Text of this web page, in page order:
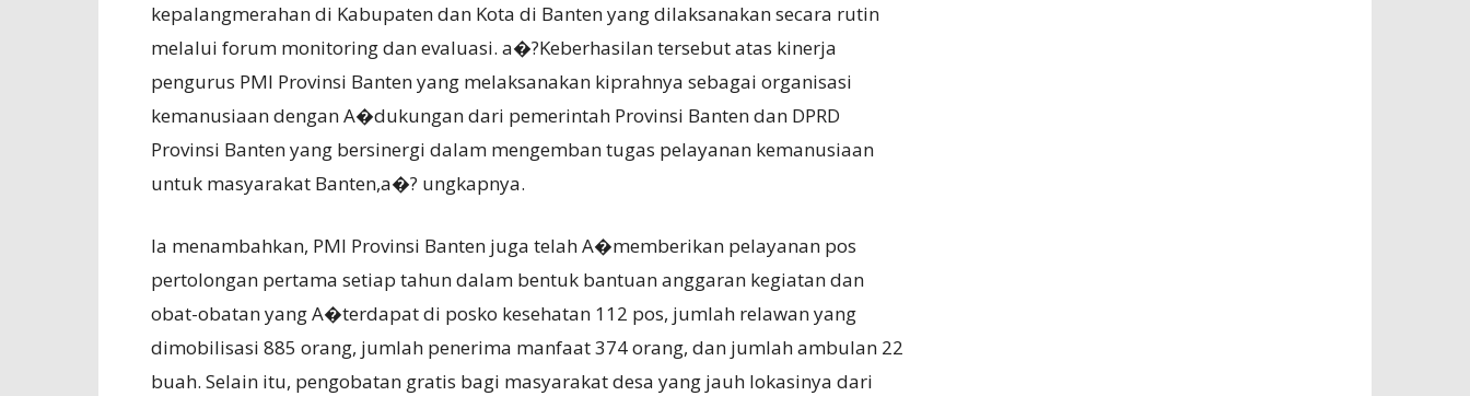
kepalangmerahan di Kabupaten dan Kota di Banten yang dilaksanakan secara rutin
melalui forum monitoring dan evaluasi. a�?Keberhasilan tersebut atas kinerja
pengurus PMI Provinsi Banten yang melaksanakan kiprahnya sebagai organisasi
kemanusiaan dengan A�dukungan dari pemerintah Provinsi Banten dan DPRD
Provinsi Banten yang bersinergi dalam mengemban tugas pelayanan kemanusiaan
untuk masyarakat Banten,a�? ungkapnya.
Ia menambahkan, PMI Provinsi Banten juga telah A�memberikan pelayanan pos
pertolongan pertama setiap tahun dalam bentuk bantuan anggaran kegiatan dan
obat-obatan yang A�terdapat di posko kesehatan 112 pos, jumlah relawan yang
dimobilisasi 885 orang, jumlah penerima manfaat 374 orang, dan jumlah ambulan 22
buah. Selain itu, pengobatan gratis bagi masyarakat desa yang jauh lokasinya dari